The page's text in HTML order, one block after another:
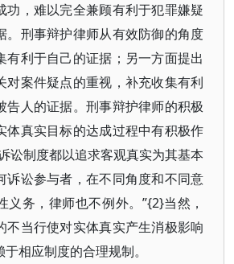
功，难以完全兼顾有利于犯罪嫌疑
。刑事辩护律师从有效防御的角度
有利于自己的证据；另一方面提出
对案件疑点的重视，补充收集有利
告人的证据。刑事辩护律师的积极
体真实目标的达成过程中有积极作
讼制度都以追求客观真实为其基本
诉讼参与者，在不同角度和不同意
义务，律师也不例外。”{2}当然，
不当行使对实体真实产生消极影响
相应制度的合理规制。